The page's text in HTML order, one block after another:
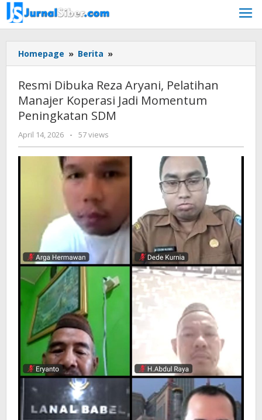
Skip
to
content
Homepage » Berita »
Dibuka
Aryani,
Pelatihan
Manajer
Momentum
Peningkatan
SDM
Resmi Dibuka Reza Aryani, Pelatihan
Manajer Koperasi Jadi Momentum
Peningkatan SDM
April 14, 2026
by
Budiyanto
- 57 views